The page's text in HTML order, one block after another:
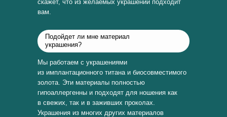
скажет, что из желаемых украшений подходит
вам.
Подойдет ли мне материал
украшения?
Мы работаем с украшениями
из имплантационного титана и биосовместимого
золота. Эти материалы полностью
гипоаллергенны и подходят для ношения как
в свежих, так и в заживших проколах.
Украшения из многих других материалов